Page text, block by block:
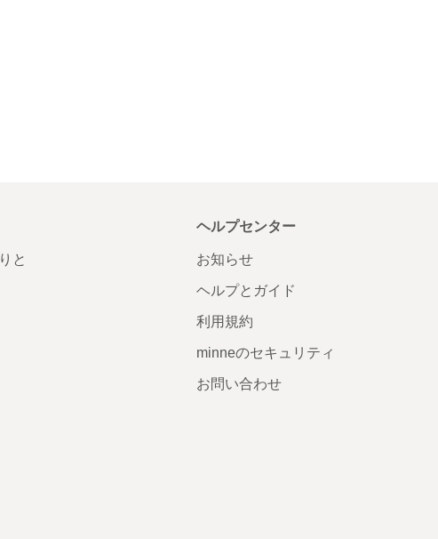
と
ヘルプセンター
お知らせ
ヘルプとガイド
利用規約
minneのセキュリティ
お問い合わせ